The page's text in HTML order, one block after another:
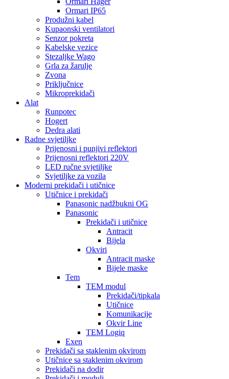
Ormari IP65
Produžni kabel
Kupaonski ventilatori
Senzor pokreta
Kabelske vezice
Stezaljke Wago
Grla za žarulje
Zvona
Priključnice
Mikroprekidači
Alat
Runpotec
Hogert
Dedra alati
Radne svjetiljke
Prijenosni i punjivi reflektori
Prijenosni reflektori 220V
LED ručne svjetiljke
Svjetiljke za vozila
Moderni prekidači i utičnice
Utičnice i prekidači
Panasonic nadžbukni OG
Panasonic
Prekidači i utičnice
Antracit
Bijela
Okviri
Antracit maske
Bijele maske
Tem
TEM modul
Prekidači/tipkala
Utičnice
Komunikacije
Okvir Line
TEM Logiq
Exen
Prekidači sa staklenim okvirom
Utičnice sa staklenim okvirom
Prekidači na dodir